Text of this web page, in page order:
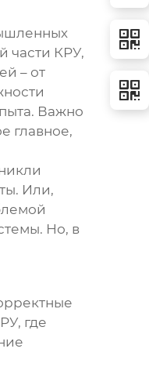
части КРУ,
– от
Важно
главное,
Или,
Но, в
где